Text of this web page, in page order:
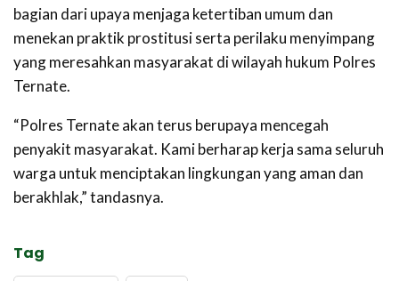
bagian dari upaya menjaga ketertiban umum dan
menekan praktik prostitusi serta perilaku menyimpang
yang meresahkan masyarakat di wilayah hukum Polres
Ternate.
“Polres Ternate akan terus berupaya mencegah
penyakit masyarakat. Kami berharap kerja sama seluruh
warga untuk menciptakan lingkungan yang aman dan
berakhlak,” tandasnya.
Tag